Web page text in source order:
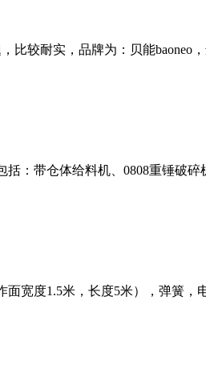
较耐实，品牌为：贝能baoneo
：带仓体给料机、0808重锤破碎
宽度1.5米，长度5米），弹簧，